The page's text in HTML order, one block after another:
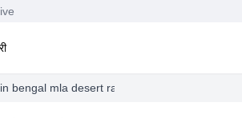
bengal mla desert ranks what lies ahead for